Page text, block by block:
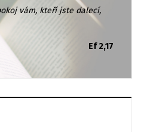
vám, kteří jste dalecí,
Ef 2,17